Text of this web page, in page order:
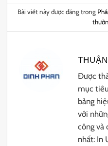
Bài viết này được đăng trong
Được
mục
bảng
với
công và
nhất: In